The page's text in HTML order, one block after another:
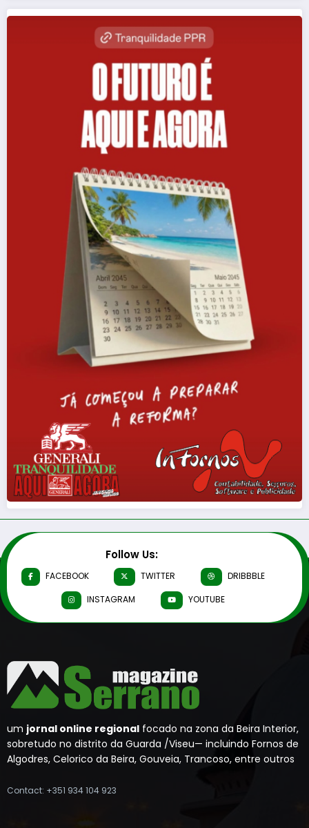
Follow Us:
FACEBOOK TWITTER
DRIBBBLE
INSTAGRAM
YOUTUBE
um jornal online regional focado na zona da Beira Interior,
sobretudo no distrito da Guarda /Viseu— incluindo Fornos de
Algodres, Celorico da Beira, Gouveia, Trancoso, entre outros
Contact: +351 934 104 923